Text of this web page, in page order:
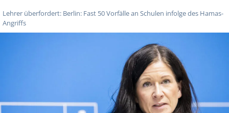
Lehrer überfordert: Berlin: Fast 50 Vorfälle an Schulen infolge des Hamas-
Angriffs